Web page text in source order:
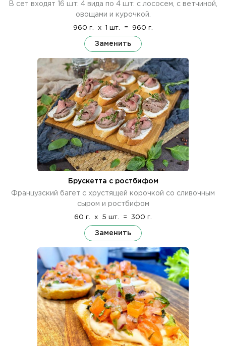
В сет входят 16 шт: 4 вида по 4 шт: с лососем, с ветчиной,
овощами и курочкой.
960 г. x 1 шт. = 960 г.
Заменить
Брускетта с ростбифом
Французский багет с хрустящей корочкой со сливочным
сыром и ростбифом
60 г. x 5 шт. = 300 г.
Заменить